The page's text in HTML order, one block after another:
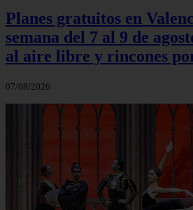
Planes gratuitos en
semana del 7 al 9 de
al aire libre y rincones
07/08/2026